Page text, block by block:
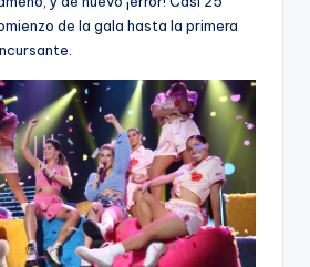
de la gala hasta la primera